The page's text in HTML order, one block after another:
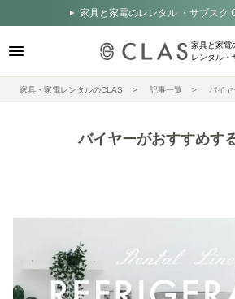
家具と家電のレンタル ・サブスク
家具と家電
レンタル・
家具・家電レンタルのCLAS 記事一覧 バイ
バイヤーがおすすめす